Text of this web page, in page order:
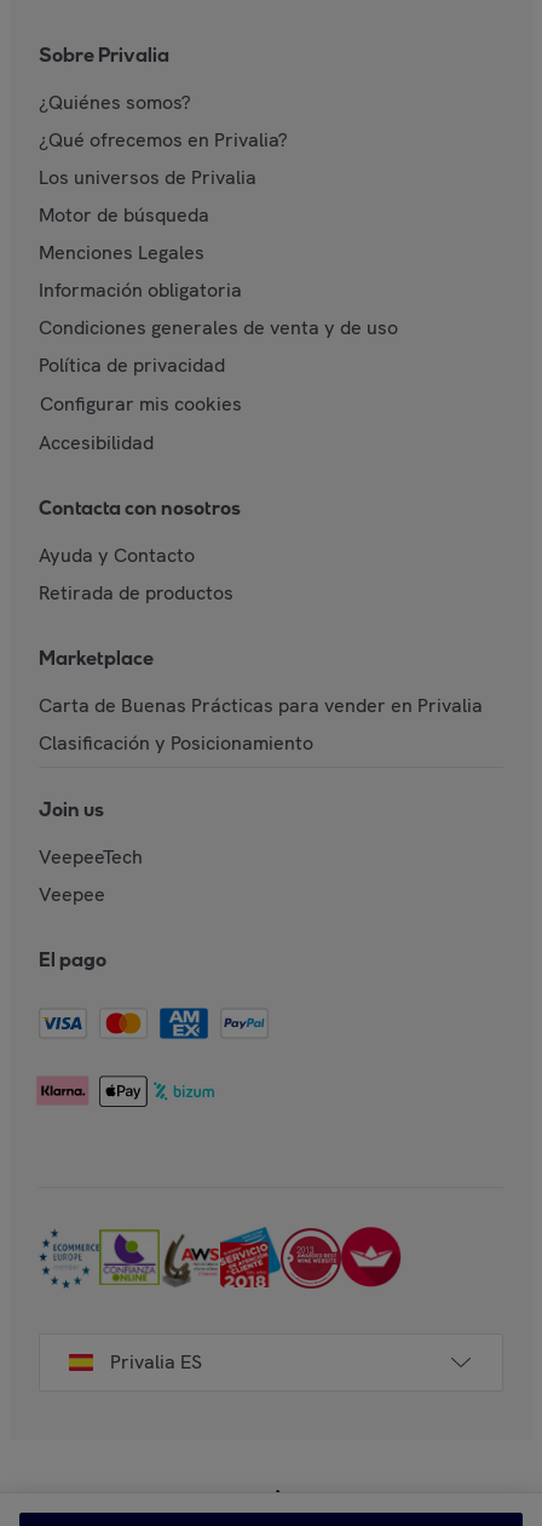
Sobre Privalia
¿Quiénes somos?
¿Qué ofrecemos en Privalia?
Los universos de Privalia
Motor de búsqueda
Menciones Legales
Información obligatoria
Condiciones generales de venta y de uso
Política de privacidad
Configurar mis cookies
Accesibilidad
Contacta con nosotros
Ayuda y Contacto
Retirada de productos
Marketplace
Carta de Buenas Prácticas para vender en Privalia
Clasificación y Posicionamiento
Join us
VeepeeTech
Veepee
El pago
Privalia ES